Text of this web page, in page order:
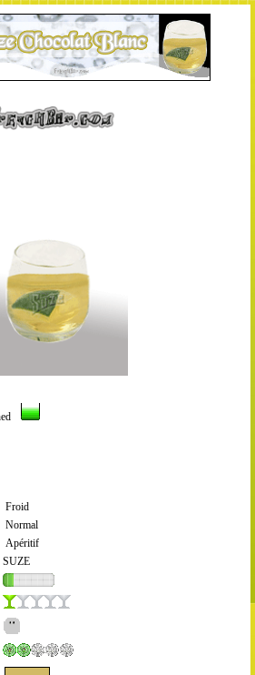
Froid
Normal
Apéritif
SUZE